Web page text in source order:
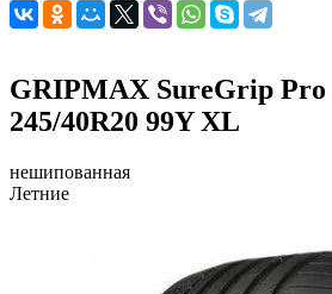
GRIPMAX SureGrip Pro
245/40R20 99Y XL
нешипованная
Летние